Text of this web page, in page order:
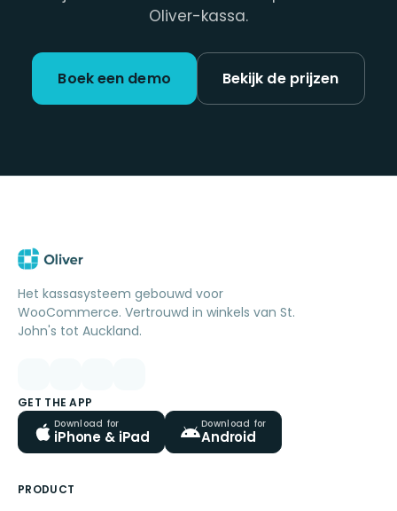
Oliver-kassa.
Boek een demo Bekijk de prijzen
Het kassasysteem gebouwd voor
WooCommerce. Vertrouwd in winkels van St.
John's tot Auckland.
GET THE APP
Download for
iPhone & iPad
Download for
Android
PRODUCT